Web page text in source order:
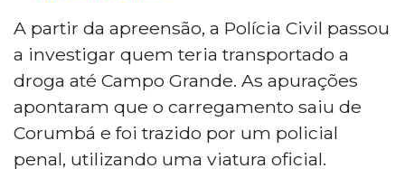
A partir da apreensão, a Polícia Civil passou
a investigar quem teria transportado a
droga até Campo Grande. As apurações
apontaram que o carregamento saiu de
Corumbá e foi trazido por um policial
penal, utilizando uma viatura oficial.